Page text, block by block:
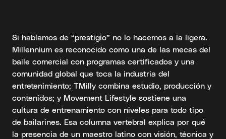
Si hablamos de “prestigio” no lo hacemos a la ligera.
Millennium es reconocido como una de las mecas del
baile comercial con programas certificados y una
comunidad global que toca la industria del
entretenimiento; TMilly combina estudio, producción y
contenidos; y Movement Lifestyle sostiene una
cultura de entrenamiento con niveles para todo tipo
de bailarines. Esa columna vertebral explica por qué
la presencia de un maestro latino con visión, técnica y